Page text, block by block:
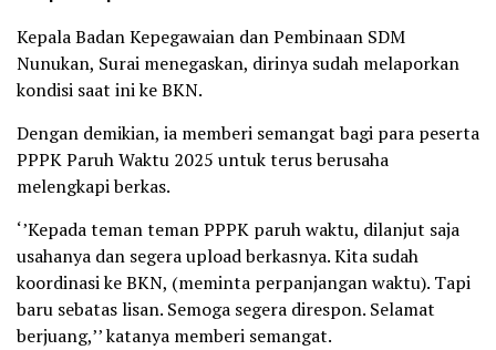
Kepala Badan Kepegawaian dan Pembinaan SDM
Nunukan, Surai menegaskan, dirinya sudah melaporkan
kondisi saat ini ke BKN.
Dengan demikian, ia memberi semangat bagi para peserta
PPPK Paruh Waktu 2025 untuk terus berusaha
melengkapi berkas.
‘’Kepada teman teman PPPK paruh waktu, dilanjut saja
usahanya dan segera upload berkasnya. Kita sudah
koordinasi ke BKN, (meminta perpanjangan waktu). Tapi
baru sebatas lisan. Semoga segera direspon. Selamat
berjuang,’’ katanya memberi semangat.